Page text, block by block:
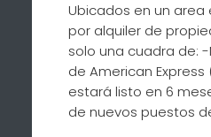
Ubicados en un
por alquiler de
solo una cuadra de:
de American
estará listo en 6
de nuevos puestos